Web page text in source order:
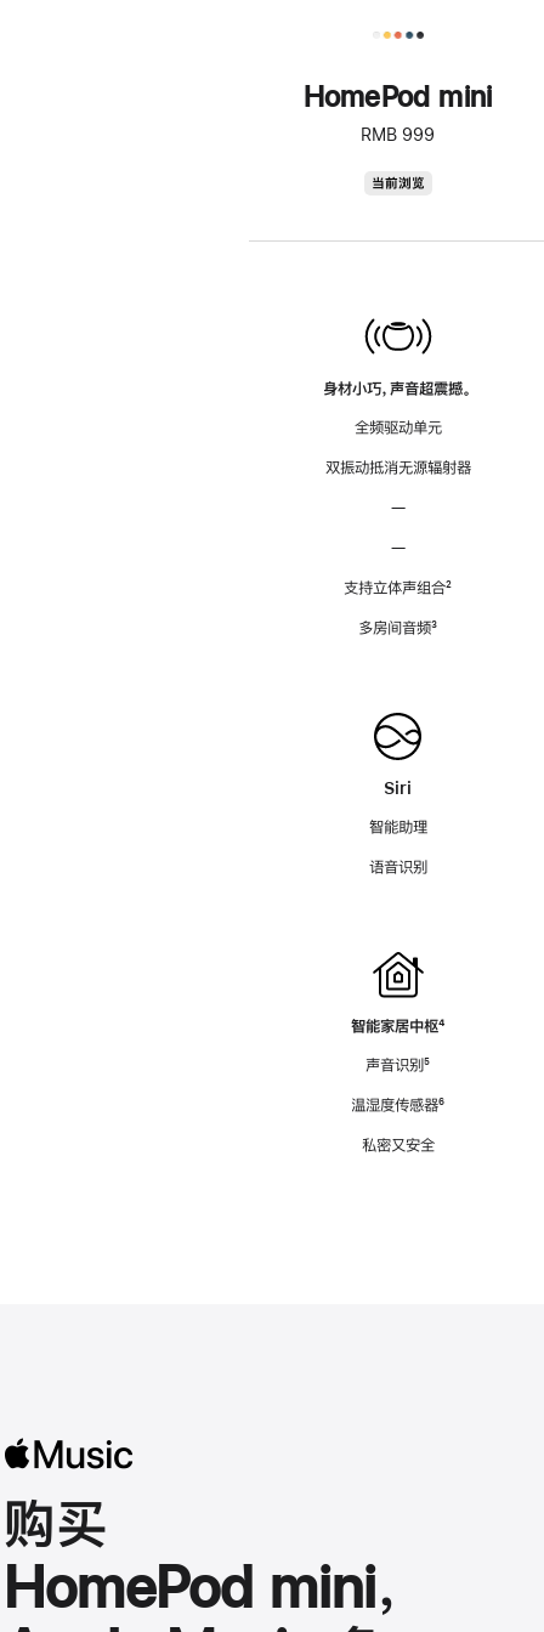
HomePod mini
RMB 999
当前浏览
身材小巧，声音超震撼。
全频驱动单元
双振动抵消无源辐射器
—
—
支持立体声组合脚
²
多房间音频脚
³
Siri
智能助理
语音识别
智能家居中枢脚
⁴
声音识别脚
⁵
温湿度传感器脚
⁶
私密又安全
购买
HomePod mini，